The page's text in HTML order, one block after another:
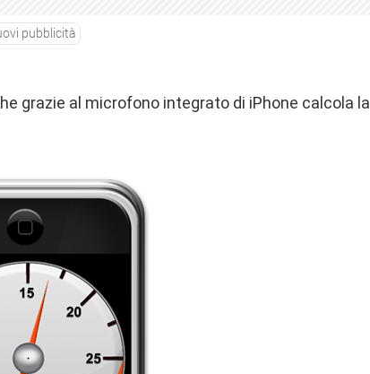
pubblicità
grazie al microfono integrato di iPhone calcola la